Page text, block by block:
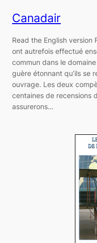
Canadair
Read the English version
ont autrefois effectué
commun dans le
guère étonnant qu’ils se
ouvrage. Les deux
centaines de recensions
assurerons…